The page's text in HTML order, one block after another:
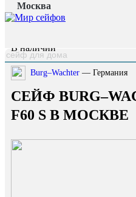
Москва
Главная страница
Каталог /
В наличии
Burg–Wachter — Германия
СЕЙФ
F60 S В МОСКВЕ